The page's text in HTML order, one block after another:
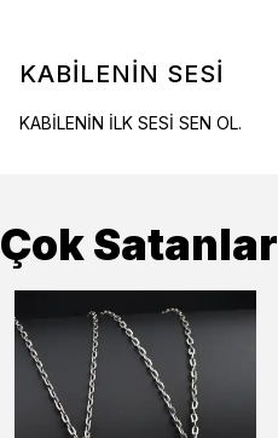
KABİLENİN SESİ
KABİLENİN İLK SESİ SEN OL.
Çok Satanlar